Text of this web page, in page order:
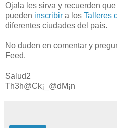
Ojala les sirva y recuerden
pueden inscribir a los Talleres
diferentes ciudades del país.
No duden en comentar y
Feed.
Salud2
Th3h@Ck¡_@dM¡n